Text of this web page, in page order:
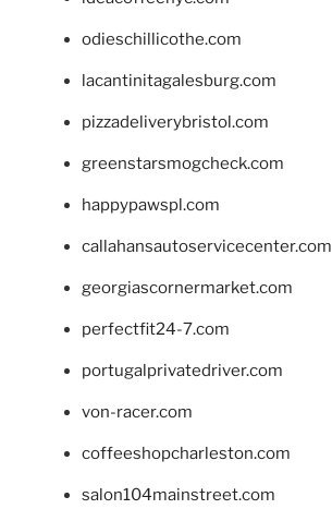
odieschillicothe.com
lacantinitagalesburg.com
pizzadeliverybristol.com
greenstarsmogcheck.com
happypawspl.com
callahansautoservicecenter.com
georgiascornermarket.com
perfectfit24-7.com
portugalprivatedriver.com
von-racer.com
coffeeshopcharleston.com
salon104mainstreet.com